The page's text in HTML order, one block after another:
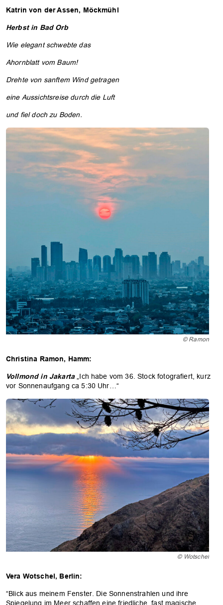
Katrin von der Assen, Möckmühl
Herbst in Bad Orb
Wie elegant schwebte das
Ahornblatt vom Baum!
Drehte von sanftem Wind getragen
eine Aussichtsreise durch die Luft
und fiel doch zu Boden.
© Ramon
Christina Ramon, Hamm:
Vollmond in Jakarta„Ich habe vom 36. Stock fotografiert, kurz
vor Sonnenaufgang ca 5:30 Uhr…“
© Wotschel
Vera Wotschel, Berlin:
“Blick aus meinem Fenster. Die Sonnenstrahlen und ihre
Spiegelung im Meer schaffen eine friedliche, fast magische